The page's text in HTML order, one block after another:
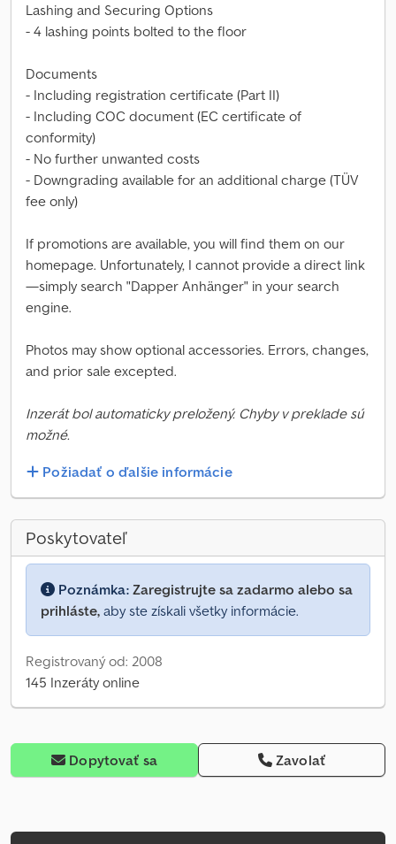
Lashing and Securing Options
- 4 lashing points bolted to the floor
Documents
- Including registration certificate (Part II)
- Including COC document (EC certificate of
conformity)
- No further unwanted costs
- Downgrading available for an additional charge (TÜV
fee only)
If promotions are available, you will find them on our
homepage. Unfortunately, I cannot provide a direct link
—simply search "Dapper Anhänger" in your search
engine.
Photos may show optional accessories. Errors, changes,
and prior sale excepted.
Inzerát bol automaticky preložený. Chyby v preklade sú
možné.
Požiadať o ďalšie informácie
Poskytovateľ
Poznámka: Zaregistrujte sa zadarmo alebo sa
prihláste, aby ste získali všetky informácie.
Registrovaný od: 2008
145 Inzeráty online
Dopytovať sa Zavolať